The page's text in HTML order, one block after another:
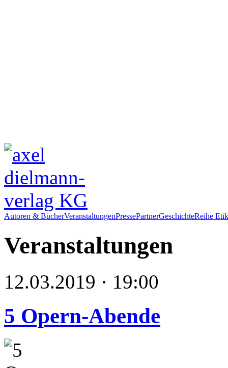
Autoren & BücherVeranstaltungenPressePartnerGeschichteReihe
Veranstaltungen
12.03.2019 · 19:00
5 Opern-Abende